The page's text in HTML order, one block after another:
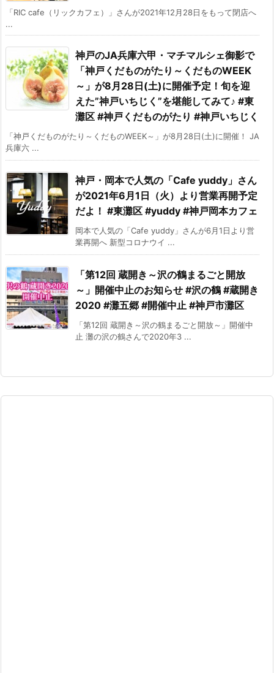
「RIC cafe（リックカフェ）」さんが2021年12月28日をもって閉店へ
...
神戸のJA兵庫六甲・マチマルシェ御影で
「神戸くだものがたり～くだものWEEK
～」が8月28日(土)に開催予定！旬を迎
えた”神戸いちじく”を堪能してみて♪ #東
灘区 #神戸くだものがたり #神戸いちじく
「神戸くだものがたり～くだものWEEK～」が8月28日(土)に開催！ JA
兵庫六 ...
神戸・岡本で人気の「Cafe yuddy」さん
が2021年6月1日（火）より営業再開予定
だよ！ #東灘区 #yuddy #神戸岡本カフェ
岡本で人気の「Cafe yuddy」さんが6月1日より営
業再開へ 新型コロナウイ ...
「第12回 蔵開き～沢の鶴まるごと開放
～」開催中止のお知らせ #沢の鶴 #蔵開き
2020 #灘五郷 #開催中止 #神戸市灘区
「第12回 蔵開き～沢の鶴まるごと開放～」開催中
止 灘の沢の鶴さんで2020年3 ...